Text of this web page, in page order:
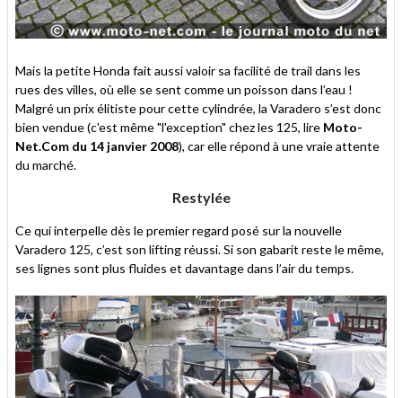
Mais la petite Honda fait aussi valoir sa facilité de trail dans les
rues des villes, où elle se sent comme un poisson dans l’eau !
Malgré un prix élitiste pour cette cylindrée, la Varadero s’est donc
bien vendue (c'est même "l'exception" chez les 125, lire Moto-
Net.Com du 14 janvier 2008), car elle répond à une vraie attente
du marché.
Restylée
Ce qui interpelle dès le premier regard posé sur la nouvelle
Varadero 125, c’est son lifting réussi. Si son gabarit reste le même,
ses lignes sont plus fluides et davantage dans l’air du temps.